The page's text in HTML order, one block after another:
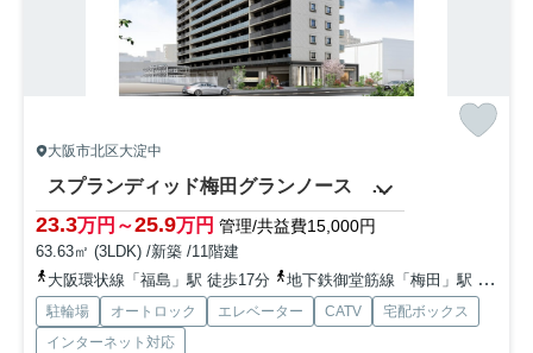
大阪市北区大淀中
スプランディッド梅田グランノース 大淀小学校
23.3万円～25.9万円 管理/共益費15,000円
63.63㎡ (3LDK) /新築 /11階建
大阪環状線「福島」駅 徒歩17分
地下鉄御堂筋線「梅田」駅 徒歩20分
駐輪場 オートロック エレベーター CATV
宅配ボックス
インターネット対応